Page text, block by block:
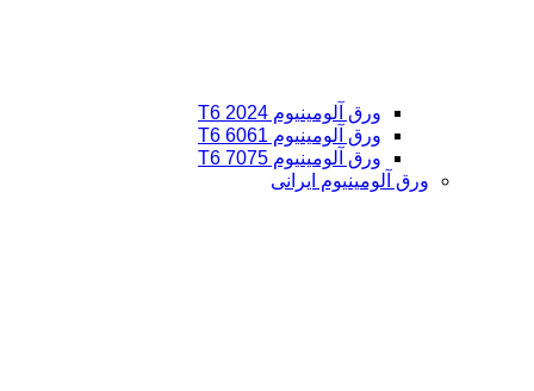
ورق آلومینیوم 2024 T6
ورق آلومینیوم 6061 T6
ورق آلومینیوم 7075 T6
ورق آلومینیوم ایرانی